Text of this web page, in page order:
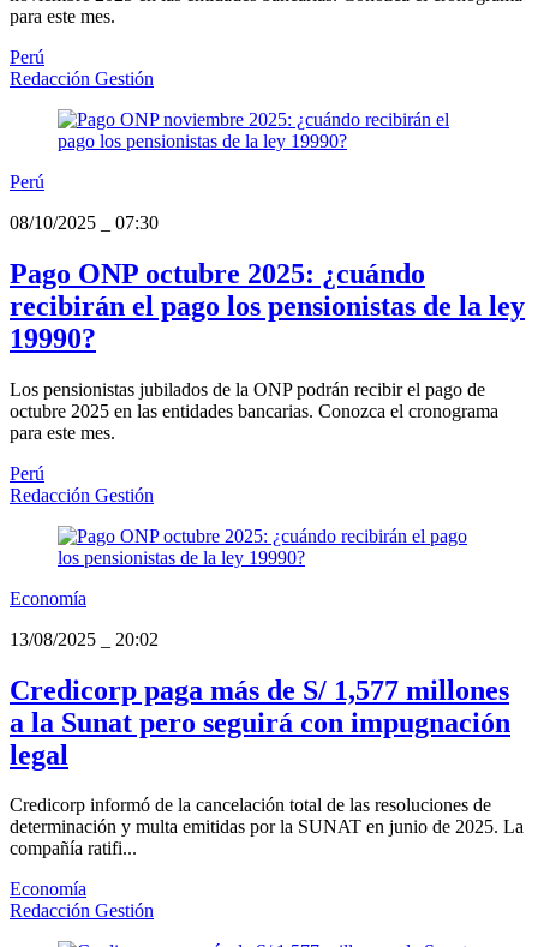
para este mes.
Perú
Redacción Gestión
Perú
08/10/2025
07:30
Pago ONP octubre 2025: ¿cuándo
recibirán el pago los pensionistas de la ley
19990?
Los pensionistas jubilados de la ONP podrán recibir el pago de
octubre 2025 en las entidades bancarias. Conozca el cronograma
para este mes.
Perú
Redacción Gestión
Economía
13/08/2025
20:02
Credicorp paga más de S/ 1,577 millones
a la Sunat pero seguirá con impugnación
legal
Credicorp informó de la cancelación total de las resoluciones de
determinación y multa emitidas por la SUNAT en junio de 2025. La
compañía ratifi...
Economía
Redacción Gestión